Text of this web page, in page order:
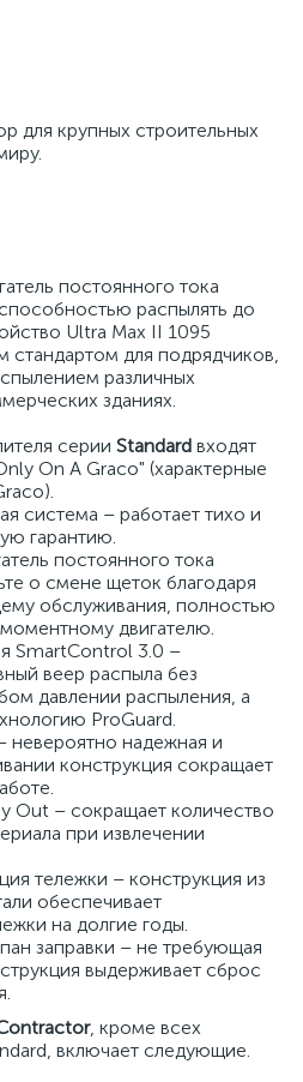
для крупных строительных
постоянного тока
распылять до
Ultra Max II 1095
стандартом для подрядчиков,
различных
зданиях.
серии Standard входят
On A Graco" (характерные
система – работает тихо и
гарантию.
постоянного тока
о смене щеток благодаря
обслуживания, полностью
двигателю.
SmartControl 3.0 –
веер распыла без
давлении распыления, а
ProGuard.
невероятно надежная и
конструкция сокращает
Out – сокращает количество
при извлечении
тележки – конструкция из
обеспечивает
на долгие годы.
заправки – не требующая
выдерживает сброс
, кроме всех
включает следующие.